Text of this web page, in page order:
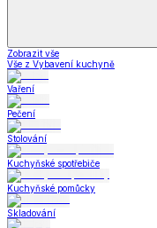
Zobrazit vše
Vše z Vybavení kuchyně
Vaření
Pečení
Stolování
Kuchyňské spotřebiče
Kuchyňské pomůcky
Skladování